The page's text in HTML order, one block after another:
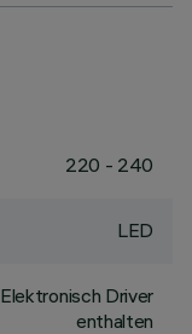
220 - 240
LED
Elektronisch Driver
enthalten